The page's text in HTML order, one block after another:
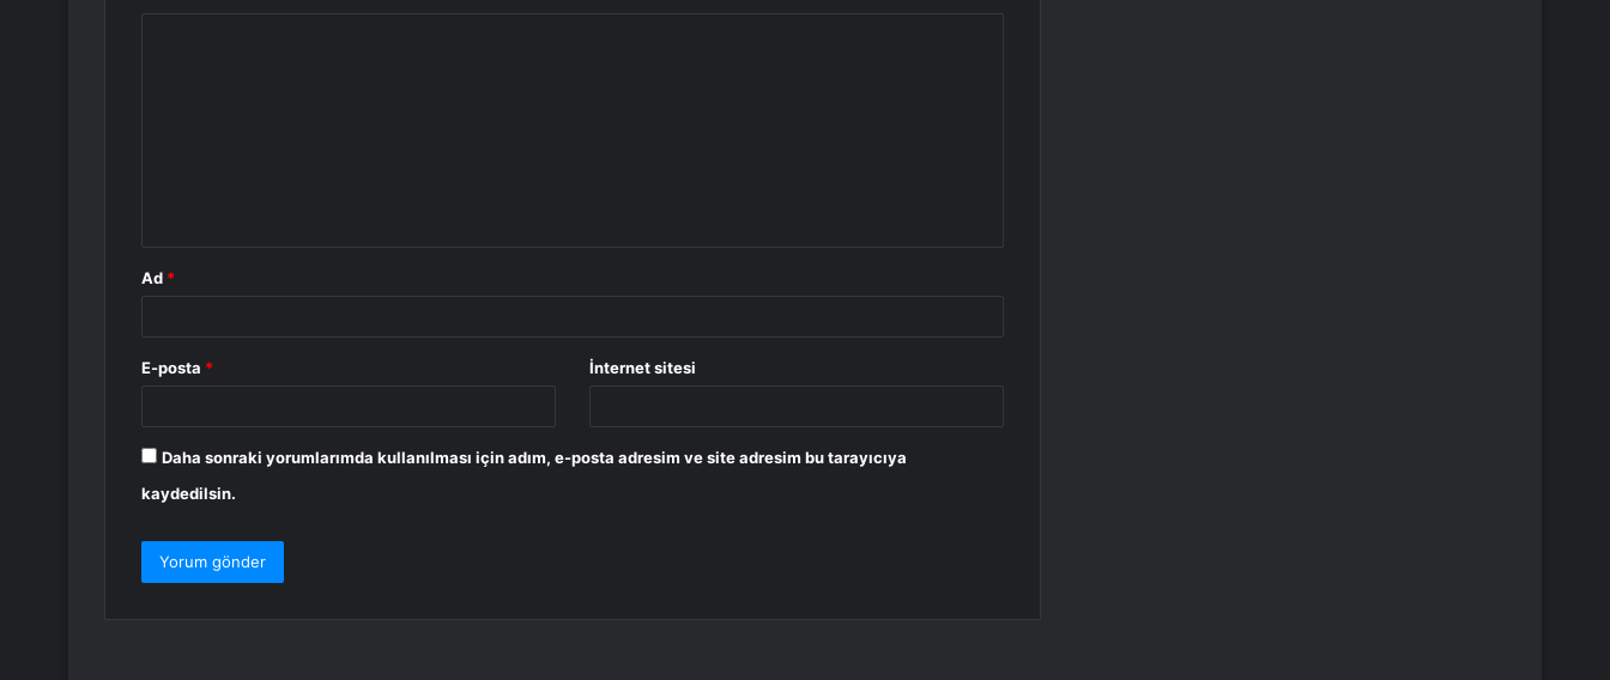
Ad *
E-posta * İnternet sitesi
Daha sonraki yorumlarımda kullanılması için adım, e-posta adresim ve site adresim bu tarayıcıya
kaydedilsin.